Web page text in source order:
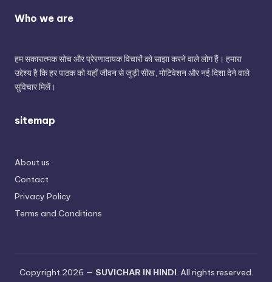
Who we are
हम सकारात्मक सोच और प्रेरणादायक विचारों को साझा करने वाले लोग हैं। हमारा
उद्देश्य है कि हर पाठक को यहाँ जीवन से जुड़ी सीख, मोटिवेशन और नई दिशा देने वाले
सुविचार मिलें।
sitemap
About us
Contact
Privacy Policy
Terms and Conditions
Copyright 2026 — SUVICHAR IN HINDI. All rights reserved.